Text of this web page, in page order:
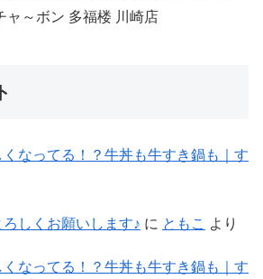
ャ～ボン 多福楼 川崎店
なってる！？牛丼も牛すき鍋も｜す
しくお願いします♪ に ともこ より
なってる！？牛丼も牛すき鍋も｜す